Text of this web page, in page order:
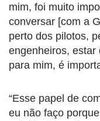
mim, foi muito
conversar [com a
perto dos pilotos,
engenheiros, estar
para mim, é
“Esse papel de
eu não faço